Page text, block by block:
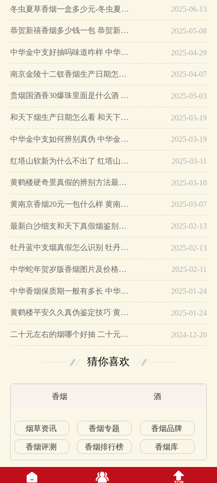
冬虫夏草香烟一盒多少元-冬虫夏草香烟一盒多少元2025最新价格… 2025-06-13
恭贺新禧香烟多少钱一包 恭贺新禧香烟价格表和图片… 2025-05-08
中华金中支好抽吗味道咋样 中华金中支口感特点介绍… 2025-04-29
南京金陵十二钗香烟生产日期怎么看 南京金陵十二钗香烟保质期… 2025-04-07
贵烟国酒香30爆珠里面是什么酒 贵烟国酒香30怎么辨别真假… 2025-05-03
和天下烟生产日期怎么看 和天下烟真假辨别方法六个方面… 2025-03-19
中华金中支如何辨别真伪 中华金中支真假烟鉴别方法… 2025-03-19
红塔山软新为什么不出了 红塔山软新烟停售原因详解… 2025-03-11
黄鹤楼硬奇景真假的辨别方法最简单版… 2025-03-10
黄南京香烟20元一包什么样 黄南京香烟真假鉴别… 2025-03-07
最新白沙细支和天下真假烟鉴别指南… 2025-02-13
牡丹蓝中支烟真假怎么识别 牡丹蓝中支烟真假鉴别带图… 2025-02-13
中华蛇年贺岁版香烟图片及价格大全… 2025-02-11
中华香烟保质期一般有多长 中华香烟保质期在哪里看的… 2025-01-24
黄鹤楼平安久久真伪鉴定技巧 黄鹤楼平安久久二维码在哪里… 2025-01-24
二十元左右的烟哪个好抽 二十元左右的香烟排行榜最新款… 2024-12-20
猜你喜欢
香烟 酒
烟草资讯 香烟专题 香烟品牌
香烟评测 香烟排行榜 香烟库